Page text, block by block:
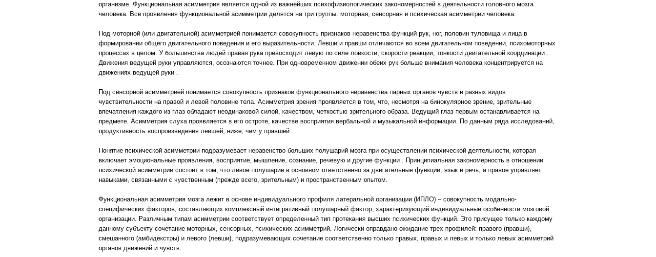
организме. Функциональная асимметрия является одной из важнейших психофизиологических закономерностей в деятельности головного мозга
человека. Все проявления функциональной асимметрии делятся на три группы: моторная, сенсорная и психическая асимметрии человека.
Под моторной (или двигательной) асимметрией понимается совокупность признаков неравенства функций рук, ног, половин туловища и лица в
формировании общего двигательного поведения и его выразительности. Левши и правши отличаются во всем двигательном поведении, психомоторных
процессах в целом. У большинства людей правая рука превосходит левую по силе ловкости, скорости реакции, тонкости двигательной координации .
Движения ведущей руки управляются, осознаются точнее. При одновременном движении обеих рук больше внимания человека концентрируется на
движениях ведущей руки .
Под сенсорной асимметрией понимается совокупность признаков функционального неравенства парных органов чувств и разных видов
чувствительности на правой и левой половине тела. Асимметрия зрения проявляется в том, что, несмотря на бинокулярное зрение, зрительные
впечатления каждого из глаз обладают неодинаковой силой, качеством, четкостью зрительного образа. Ведущий глаз первым останавливается на
предмете. Асимметрия слуха проявляется в его остроте, качестве восприятия вербальной и музыкальной информации. По данным ряда исследований,
продуктивность воспроизведения левшей, ниже, чем у правшей .
Понятие психической асимметрии подразумевает неравенство больших полушарий мозга при осуществлении психической деятельности, которая
включает эмоциональные проявления, восприятие, мышление, сознание, речевую и другие функции . Принципиальная закономерность в отношении
психической асимметрии состоит в том, что левое полушарие в основном ответственно за двигательные функции, язык и речь, а правое управляет
навыками, связанными с чувственным (прежде всего, зрительным) и пространственным опытом.
Функциональная асимметрия мозга лежит в основе индивидуального профиля латеральной организации (ИПЛО) – совокупность модально-
специфических факторов, составляющих комплексный интегративный полушарный фактор, характеризующий индивидуальные особенности мозговой
организации. Различным типам асимметрии соответствует определенный тип протекания высших психических функций. Это присущее только каждому
данному субъекту сочетание моторных, сенсорных, психических асимметрий. Логически оправдано ожидание трех профилей: правого (правши),
смешанного (амбидекстры) и левого (левши), подразумевающих сочетание соответственно только правых, правых и левых и только левых асимметрий
органов движений и чувств.